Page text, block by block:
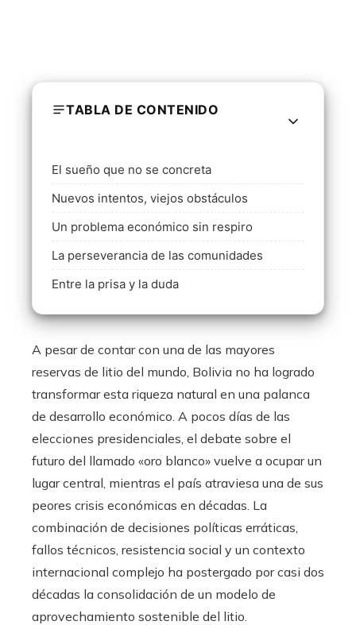
TABLA DE CONTENIDO
El sueño que no se concreta
Nuevos intentos, viejos obstáculos
Un problema económico sin respiro
La perseverancia de las comunidades
Entre la prisa y la duda
A pesar de contar con una de las mayores
reservas de litio del mundo, Bolivia no ha logrado
transformar esta riqueza natural en una palanca
de desarrollo económico. A pocos días de las
elecciones presidenciales, el debate sobre el
futuro del llamado «oro blanco» vuelve a ocupar un
lugar central, mientras el país atraviesa una de sus
peores crisis económicas en décadas. La
combinación de decisiones políticas erráticas,
fallos técnicos, resistencia social y un contexto
internacional complejo ha postergado por casi dos
décadas la consolidación de un modelo de
aprovechamiento sostenible del litio.